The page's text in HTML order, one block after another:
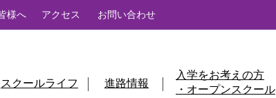
様へ アクセス お問い合わせ
スクールライフ 進路情報
入学をお考えの方
・オープンスクール